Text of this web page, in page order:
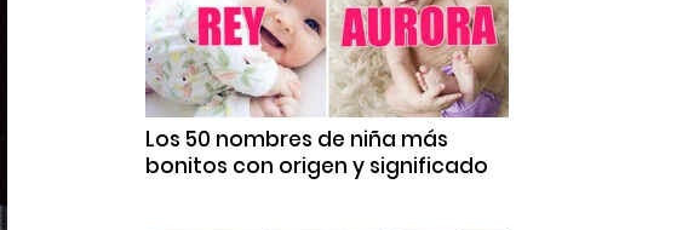
Los 50 nombres de niña más
bonitos con origen y significado